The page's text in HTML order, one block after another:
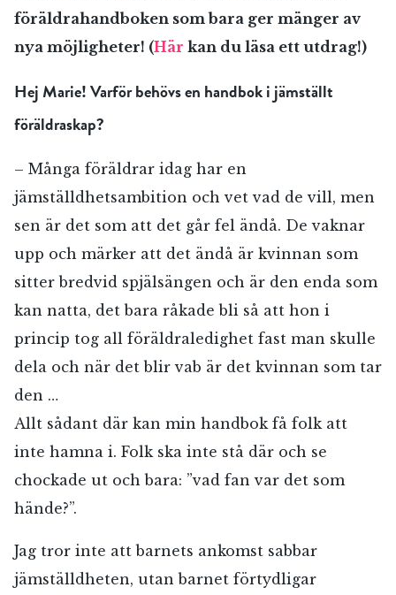
föräldrahandboken som bara ger mänger av
nya möjligheter! (Här kan du läsa ett utdrag!)
Hej Marie! Varför behövs en handbok i jämställt
föräldraskap?
– Många föräldrar idag har en
jämställdhetsambition och vet vad de vill, men
sen är det som att det går fel ändå. De vaknar
upp och märker att det ändå är kvinnan som
sitter bredvid spjälsängen och är den enda som
kan natta, det bara råkade bli så att hon i
princip tog all föräldraledighet fast man skulle
dela och när det blir vab är det kvinnan som tar
den …
Allt sådant där kan min handbok få folk att
inte hamna i. Folk ska inte stå där och se
chockade ut och bara: ”vad fan var det som
hände?”.
Jag tror inte att barnets ankomst sabbar
jämställdheten, utan barnet förtydligar